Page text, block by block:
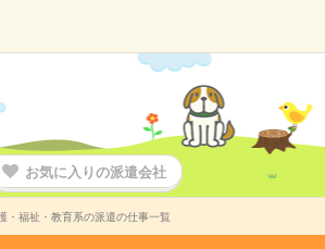
お気に入りの派遣会社
・福祉・教育系の派遣の仕事一覧